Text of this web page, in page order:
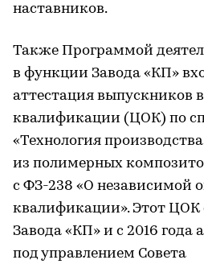
наставников.
Также Программой
в функции Завода «КП»
аттестация выпускников
квалификации (ЦОК) по
«Технология
из полимерных
с ФЗ-238 «О независимой
квалификации». Этот ЦОК
Завода «КП» и с 2016 года
под управлением Совета